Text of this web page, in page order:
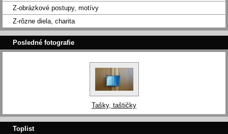
Z-obrázkové postupy, motívy
Z-rôzne diela, charita
Posledné fotografie
Tašky, taštičky
Toplist